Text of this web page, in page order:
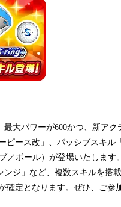
大パワーが600かつ、新アク
ピース改」、パッシブスキル
／ボール）が登場いたします
ジ」など、複数スキルを搭
確定となります。ぜひ、ご参